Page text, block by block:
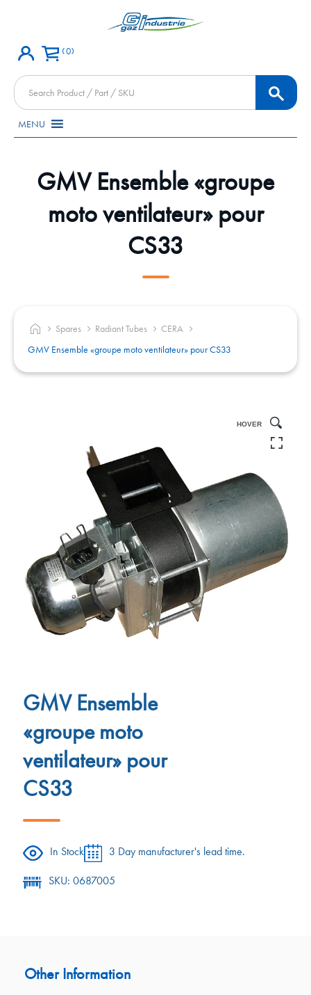
0
Products
search
MENU
GMV Ensemble «groupe
moto ventilateur» pour
CS33
Spares Radiant Tubes
CERA
GMV Ensemble «groupe moto ventilateur» pour CS33
HOVER
GMV Ensemble
«groupe moto
ventilateur» pour
CS33
In Stock
3 Day manufacturer's lead time.
SKU: 0687005
Other Information